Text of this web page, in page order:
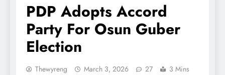
PDP Adopts Accord
Party For Osun Guber
Election
Thewyreng March 3, 2026 27 3 Mins